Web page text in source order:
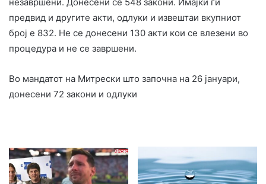
предвид и другите акти, одлуки и извештаи вкупниот
број е 832. Не се донесени 130 акти кои се влезени во
процедура и не се завршени.
Во мандатот на Митрески што започна на 26 јануари,
донесени 72 закони и одлуки